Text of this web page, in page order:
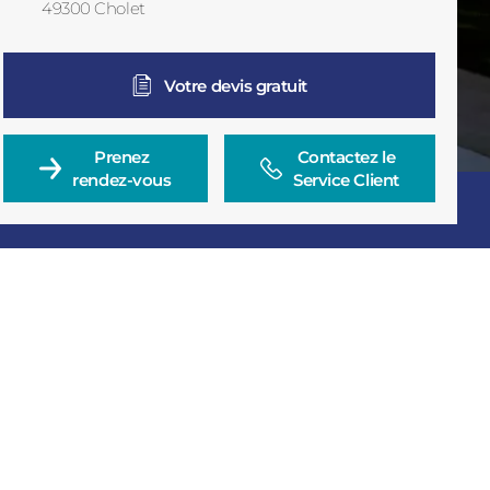
Consulter
49300 Cholet
Votre devis gratuit
Prenez
rendez-vous
Contactez le
Service Client